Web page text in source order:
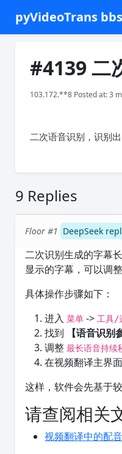
pyVideoTrans bbs
#4139 二
103.172.**8 Posted at: 3
二次语音识别，识别
9 Replies
Floor #1 DeepSeek
二次识别生成的字幕
显示的字幕，可以调
具体操作步骤如下：
进入菜单 ->工具/
找到
【语音识别
调整最长语音持续
在视频翻译主界
这样，软件会先基于
请查阅相关
视频翻译中的配